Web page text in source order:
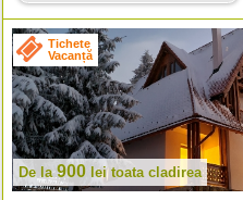
Tichete
Vacanță
De la900 leitoata cladirea